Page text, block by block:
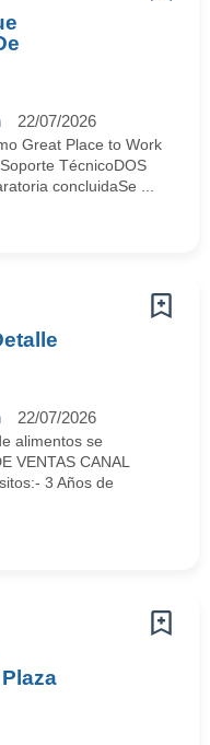
22/07/2026
Great Place to Work
TécnicoDOS
concluidaSe ...
22/07/2026
alimentos se
VENTAS CANAL
3 Años de